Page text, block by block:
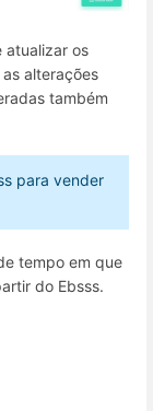
atualizar os
alterações
também
para vender
tempo em que
do Ebsss.